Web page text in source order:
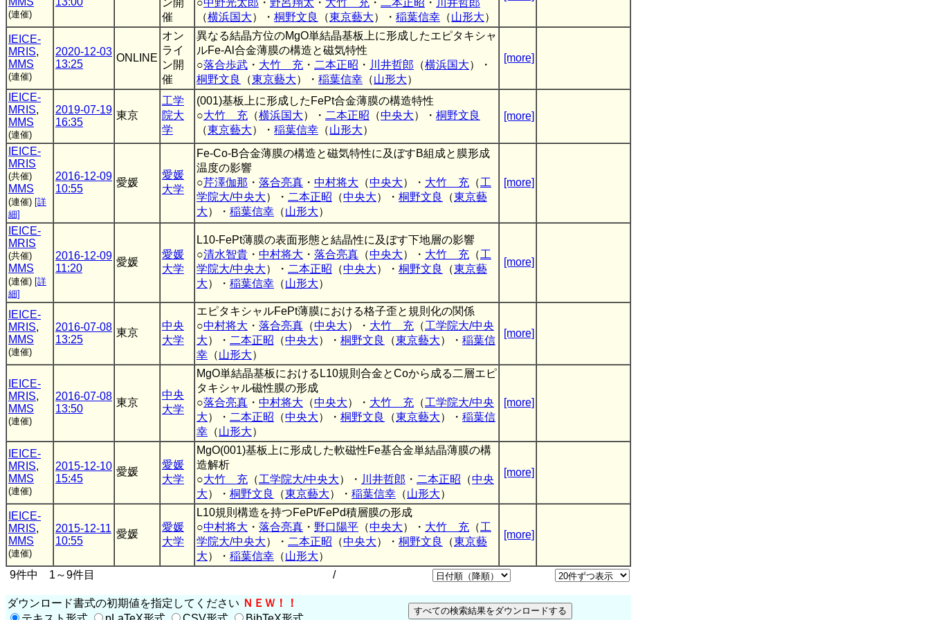
(連催)
ン開
催
○中野光太郎 ・ 野呂翔太 ・ 大竹 充 ・ 二本正昭 ・ 川井哲郎
（横浜国大）・ 桐野文良 （東京藝大）・ 稲葉信幸 （山形大）
IEICE-
MRIS,
MMS
(連催)
2020-12-03
13:25
ONLINE
オン
ライ
ン開
催
異なる結晶方位のMgO単結晶基板上に形成したエピタキシャ
ルFe-Al合金薄膜の構造と磁気特性
○落合歩武 ・ 大竹 充 ・ 二本正昭 ・ 川井哲郎 （横浜国大）・
桐野文良
（東京藝大）・ 稲葉信幸 （山形大）
[more]
IEICE-
MRIS,
MMS
(連催)
2019-07-19
16:35
東京
工学
院大
学
(001)基板上に形成したFePt合金薄膜の構造特性
○大竹 充 （横浜国大）・ 二本正昭 （中央大）・ 桐野文良
（東京藝大）・ 稲葉信幸 （山形大）
[more]
IEICE-
MRIS
(共催)
MMS
(連催) [詳
細]
2016-12-09
10:55
愛媛
愛媛
大学
Fe-Co-B合金薄膜の構造と磁気特性に及ぼすB組成と膜形成
温度の影響
○芹澤伽那 ・ 落合亮真 ・ 中村将大 （中央大）・ 大竹 充 （工
学院大/中央大）・ 二本正昭 （中央大）・ 桐野文良 （東京藝
大）・ 稲葉信幸 （山形大）
[more]
IEICE-
MRIS
(共催)
MMS
(連催) [詳
細]
2016-12-09
11:20
愛媛
愛媛
大学
L10-FePt薄膜の表面形態と結晶性に及ぼす下地層の影響
○清水智貴 ・ 中村将大 ・ 落合亮真 （中央大）・ 大竹 充 （工
学院大/中央大）・ 二本正昭 （中央大）・ 桐野文良 （東京藝
大）・ 稲葉信幸 （山形大）
[more]
IEICE-
MRIS,
MMS
(連催)
2016-07-08
13:25
東京
中央
大学
エピタキシャルFePt薄膜における格子歪と規則化の関係
○中村将大 ・ 落合亮真 （中央大）・ 大竹 充 （工学院大/中央
大）・ 二本正昭 （中央大）・ 桐野文良 （東京藝大）・ 稲葉信
幸 （山形大）
[more]
IEICE-
MRIS,
MMS
(連催)
2016-07-08
13:50
東京
中央
大学
MgO単結晶基板におけるL10規則合金とCoから成る二層エピ
タキシャル磁性膜の形成
○落合亮真 ・ 中村将大 （中央大）・ 大竹 充 （工学院大/中央
大）・ 二本正昭 （中央大）・ 桐野文良 （東京藝大）・ 稲葉信
幸 （山形大）
[more]
IEICE-
MRIS,
MMS
(連催)
2015-12-10
15:45
愛媛
愛媛
大学
MgO(001)基板上に形成した軟磁性Fe基合金単結晶薄膜の構
造解析
○大竹 充 （工学院大/中央大）・ 川井哲郎 ・ 二本正昭 （中央
大）・ 桐野文良 （東京藝大）・ 稲葉信幸 （山形大）
[more]
IEICE-
MRIS,
MMS
(連催)
2015-12-11
10:55
愛媛
愛媛
大学
L10規則構造を持つFePt/FePd積層膜の形成
○中村将大 ・ 落合亮真 ・ 野口陽平 （中央大）・ 大竹 充 （工
学院大/中央大）・ 二本正昭 （中央大）・ 桐野文良 （東京藝
大）・ 稲葉信幸 （山形大）
[more]
9件中 1～9件目 /
ダウンロード書式の初期値を指定してください ＮＥＷ！！